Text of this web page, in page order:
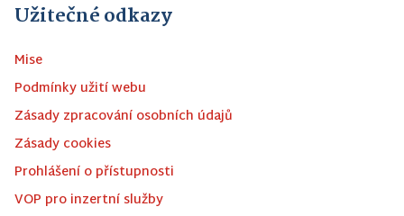
Užitečné odkazy
Mise
Podmínky užití webu
Zásady zpracování osobních údajů
Zásady cookies
Prohlášení o přístupnosti
VOP pro inzertní služby